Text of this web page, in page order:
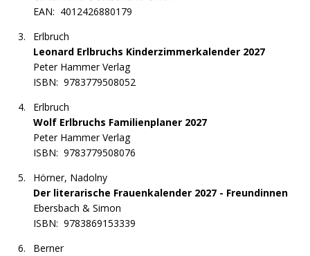
EAN: 4012426880179
Erlbruch
Leonard Erlbruchs Kinderzimmerkalender 2027
Peter Hammer Verlag
ISBN: 9783779508052
Erlbruch
Wolf Erlbruchs Familienplaner 2027
Peter Hammer Verlag
ISBN: 9783779508076
Hörner, Nadolny
Der literarische Frauenkalender 2027 - Freundinnen
Ebersbach & Simon
ISBN: 9783869153339
Berner